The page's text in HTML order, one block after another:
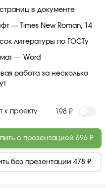
в документе
— Times New Roman, 14
литературы по ГОСТу
— Word
работа за несколько
к проекту 198 ₽
с презентацией 696 ₽
без презентации 478 ₽